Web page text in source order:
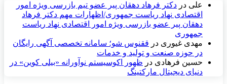
علی در دکتر فرهاد دهقان پیر عضو تيم بازرسی ويژه امور
اقتصادی نهاد رياست جمهوری/اظهارات مهم دکتر فرهاد
دهقان پیر عضو بازرسی ویژه امور اقتصادی نهاد ریاست
جمهوری
مهدی غیوری در ققنوس شو؛ سامانه تخصصی آگهی رایگان
در حوزه صنعت و تولید و خدمات
حسین فرهادی در ظهور اکوسیستم نوآورانه «بیلی کوین» در
دنیای دیجیتال مارکتینگ